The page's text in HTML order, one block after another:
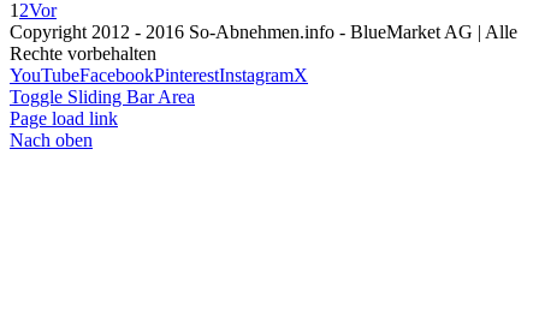
1 2Vor
Copyright 2012 - 2016 So-Abnehmen.info - BlueMarket AG | Alle
Rechte vorbehalten
YouTubeFacebookPinterestInstagramX
Toggle Sliding Bar Area
Page load link
Nach oben